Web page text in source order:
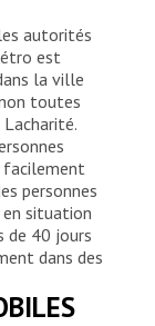
on
it's
this
the next
more
nd
autorités
est
la ville
toutes
facilement
personnes
situation
de 40 jours
dans des